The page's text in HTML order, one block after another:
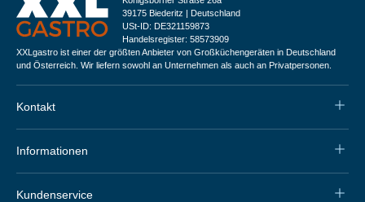
39175 Biederitz | Deutschland
USt-ID: DE321159873
Handelsregister: 58573909
XXLgastro ist einer der größten Anbieter von Großküchengeräten in Deutschland
und Österreich. Wir liefern sowohl an Unternehmen als auch an Privatpersonen.
Kontakt
Informationen
Kundenservice